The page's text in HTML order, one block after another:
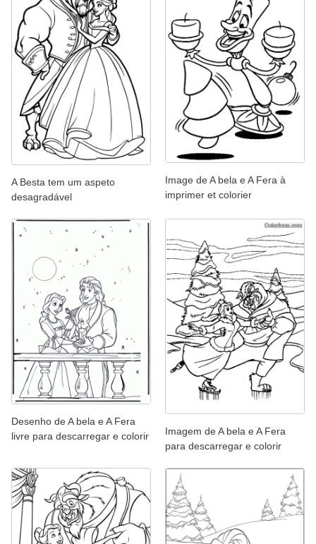
A Besta tem um aspeto
desagradável
Image de A bela e A Fera à
imprimer et colorier
Desenho de A bela e A Fera
livre para descarregar e colorir
Imagem de A bela e A Fera
para descarregar e colorir